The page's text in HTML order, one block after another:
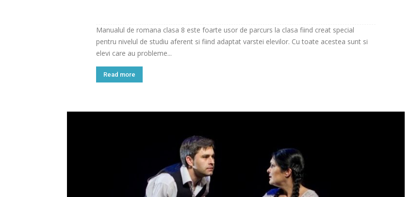
Manualul de romana clasa 8 este foarte usor de parcurs la clasa fiind creat special
pentru nivelul de studiu aferent si fiind adaptat varstei elevilor. Cu toate acestea sunt si
elevi care au probleme...
Read more